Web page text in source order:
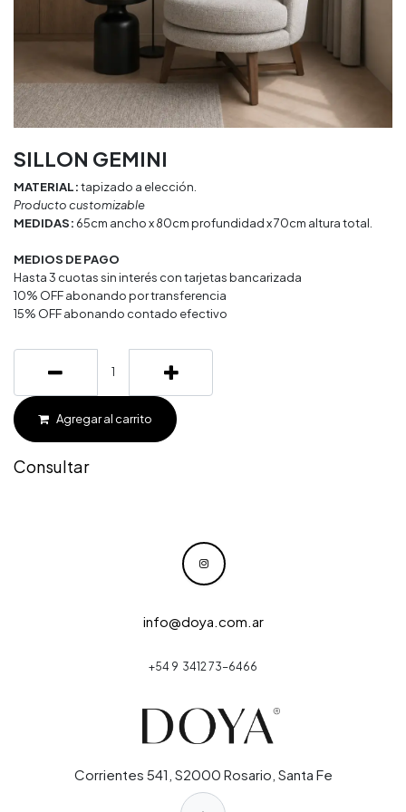
SILLON GEMINI
MATERIAL:tapizado a elección.
Producto customizable
MEDIDAS: 65cm ancho x 80cm profundidad x 70cm altura total.
MEDIOS DE PAGO
Hasta 3 cuotas sin interés con tarjetas bancarizada
10% OFF abonando por transferencia
15% OFF abonando contado efectivo
Agregar al carrito
Consultar
info@doya.com.ar
Corrientes 541, S2000 Rosario, Santa Fe
+54 9 3412 73-6466